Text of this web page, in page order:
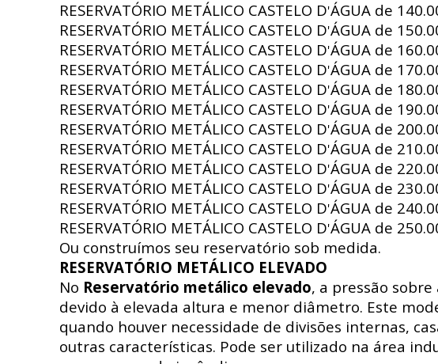
RESERVATÓRIO METÁLICO CASTELO D'ÁGUA de
RESERVATÓRIO METÁLICO CASTELO D'ÁGUA de
RESERVATÓRIO METÁLICO CASTELO D'ÁGUA de
RESERVATÓRIO METÁLICO CASTELO D'ÁGUA de
RESERVATÓRIO METÁLICO CASTELO D'ÁGUA de
RESERVATÓRIO METÁLICO CASTELO D'ÁGUA de
RESERVATÓRIO METÁLICO CASTELO D'ÁGUA de
RESERVATÓRIO METÁLICO CASTELO D'ÁGUA de
RESERVATÓRIO METÁLICO CASTELO D'ÁGUA de
RESERVATÓRIO METÁLICO CASTELO D'ÁGUA de
RESERVATÓRIO METÁLICO CASTELO D'ÁGUA de
RESERVATÓRIO METÁLICO CASTELO D'ÁGUA de
Ou construímos seu reservatório sob medida.
RESERVATÓRIO METÁLICO ELEVADO
No Reservatório metálico elevado, a pressão
devido à elevada altura e menor diâmetro. Este
quando houver necessidade de divisões internas,
outras características. Pode ser utilizado na área